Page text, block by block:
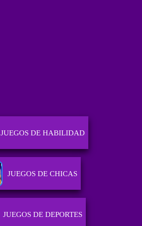
JUEGOS DE HABILIDAD
JUEGOS DE CHICAS
JUEGOS DE DEPORTES